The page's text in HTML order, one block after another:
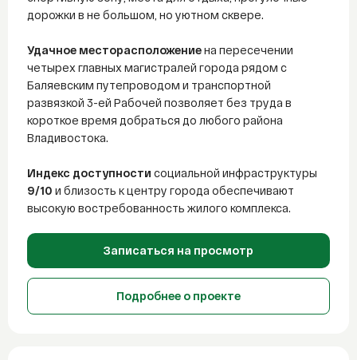
дорожки в не большом, но уютном сквере.
Удачное месторасположениена пересечении
четырех главных магистралей города рядом с
Баляевским путепроводом и транспортной
развязкой 3-ей Рабочей позволяет без труда в
короткое время добраться до любого района
Владивостока.
Индекс доступности социальной инфраструктуры
9/10 и близость к центру города обеспечивают
высокую востребованность жилого комплекса.
Записаться на просмотр
Подробнее о проекте